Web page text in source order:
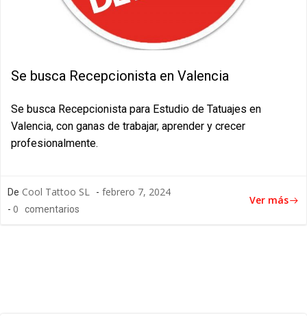
Se busca Recepcionista en Valencia
Se busca Recepcionista para Estudio de Tatuajes en
Valencia, con ganas de trabajar, aprender y crecer
profesionalmente.
De Cool Tattoo SL - febrero 7, 2024
- 0 comentarios
Ver más